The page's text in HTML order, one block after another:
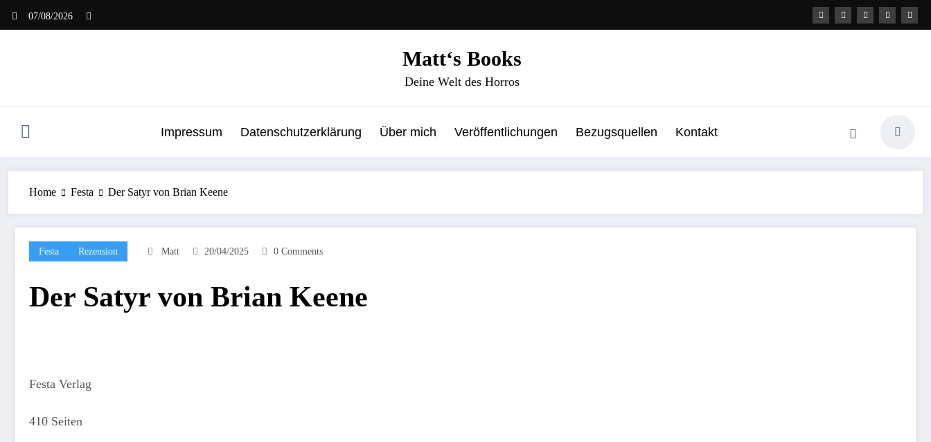
07/08/2026
Matt‘s Books
Deine Welt des Horros
Impressum Datenschutzerklärung Über mich Veröffentlichungen Bezugsquellen Kontakt
Home Festa Der Satyr von Brian Keene
Festa Rezension Matt 20/04/2025 0 Comments
Der Satyr von Brian Keene
Festa Verlag
410 Seiten